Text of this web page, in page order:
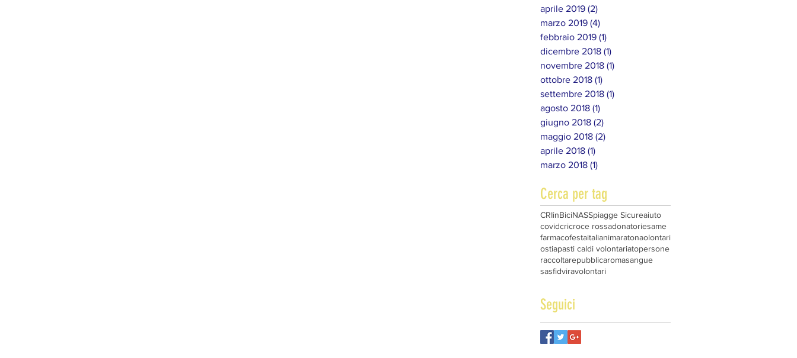
aprile 2019 (2)
marzo 2019 (4)
febbraio 2019 (1)
dicembre 2018 (1)
novembre 2018 (1)
ottobre 2018 (1)
settembre 2018 (1)
agosto 2018 (1)
giugno 2018 (2)
maggio 2018 (2)
aprile 2018 (1)
marzo 2018 (1)
Cerca per tag
CRIinBiciNASSpiagge Sicureaiuto
covidcricroce rossadonatoriesame
farmacofestaitalianimaratonaolontari
ostiapasti caldi volontariatopersone
raccoltarepubblicaromasangue
sasfidviravolontari
Seguici